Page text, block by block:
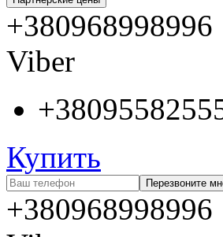
+380968998996
Viber
Купить
Перезвоните
+380968998996